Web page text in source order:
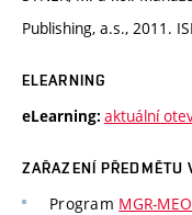
Publishing, a.s., 2011.
ELEARNING
eLearning: aktuální
ZAŘAZENÍ PŘEDMĚTU
Program MGR-MEO